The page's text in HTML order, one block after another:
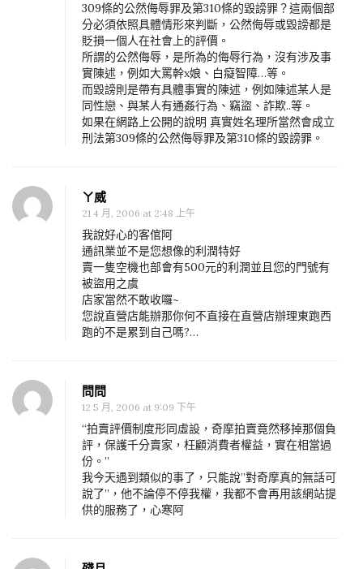
309條的公然侮辱罪及第310條的毀謗罪？這兩個部
分必須依照具體情形來判斷，公然侮辱或毀謗都是
貶損一個人在社會上的評價。
所謂的公然侮辱，是所為的侮辱行為，沒有涉及事
實陳述，例如大罵幹x娘、白癡智障…等。
而毀謗則是帶有具體事實的陳述，例如陳述某人是
同性戀、與某人有通姦行為、竊盜、詐欺..等。
如果在網路上公開的說明 真實姓名理所當然會成立
刑法第309條的公然侮辱罪及第310條的毀謗罪。
ㄚ威
21 4 月, 2006 at 2:48 上午
我說好心的客倌阿
通訊業並不是您想像的利潤特好
賣一隻空機也部會有500元的利潤並且您的門號有
被盜用之虞
店家當然不敢收囉~
您說直營店能辦那你何不直接在直營店辦理東跑西
跑的不是累到自己嗎?…
問問
12 5 月, 2006 at 9:09 下午
“拍賣評價制度形同虛設，奇摩拍賣竟然移掉那個負
評，保護千分賣家，枉顧消費者權益，實在相當過
份。”
我今天遇到類似的事了，只能說”對奇摩真的無話可
說了”，他不論停不停我權，我都不會再用該網站提
供的服務了，心寒阿